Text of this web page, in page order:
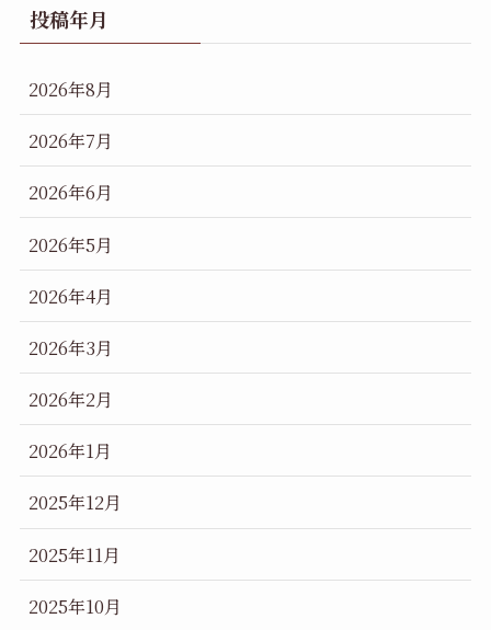
投稿年月
2026年8月
2026年7月
2026年6月
2026年5月
2026年4月
2026年3月
2026年2月
2026年1月
2025年12月
2025年11月
2025年10月